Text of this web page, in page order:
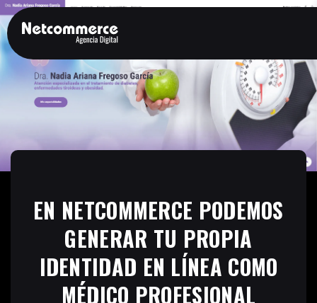
EN NETCOMMERCE PODEMOS
GENERAR TU PROPIA
IDENTIDAD EN LÍNEA COMO
MÉDICO PROFESIONAL